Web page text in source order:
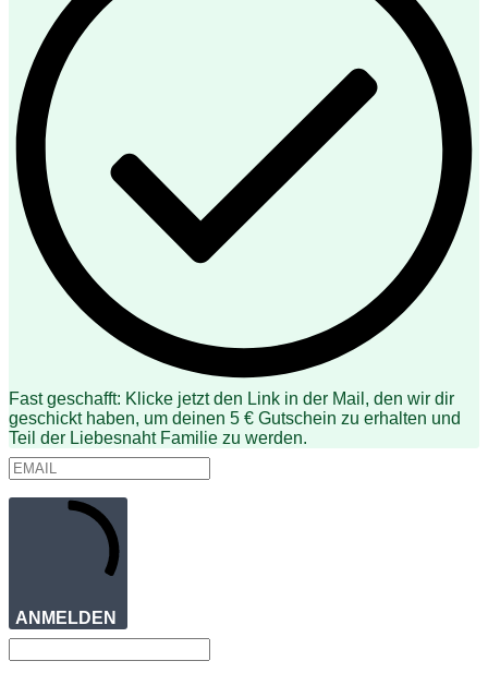
Fast geschafft: Klicke jetzt den Link in der Mail, den wir dir
geschickt haben, um deinen 5 € Gutschein zu erhalten und
Teil der Liebesnaht Familie zu werden.
ANMELDEN